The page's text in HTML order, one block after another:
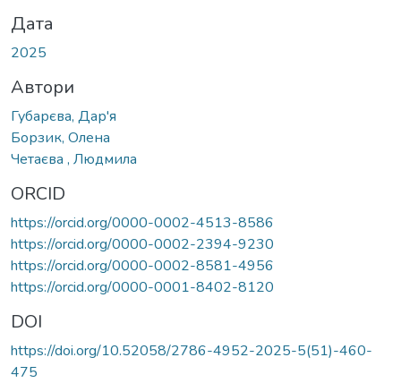
Дата
2025
Автори
Губарєва, Дар'я
Борзик, Олена
Четаєва , Людмила
ORCID
https://orcid.org/0000-0002-4513-8586
https://orcid.org/0000-0002-2394-9230
https://orcid.org/0000-0002-8581-4956
https://orcid.org/0000-0001-8402-8120
DOI
https://doi.org/10.52058/2786-4952-2025-5(51)-460-
475